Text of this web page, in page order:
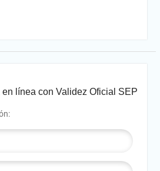
en línea con Validez Oficial SEP